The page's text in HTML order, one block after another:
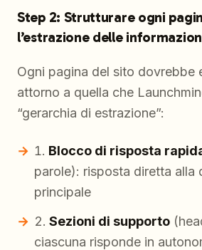
Step 2: Strutturare ogni
l’estrazione delle
Ogni pagina del sito dovrebbe
attorno a quella che
“gerarchia di estrazione”:
Blocco di risposta
parole): risposta diretta alla
principale
Sezioni di supporto
ciascuna risponde in